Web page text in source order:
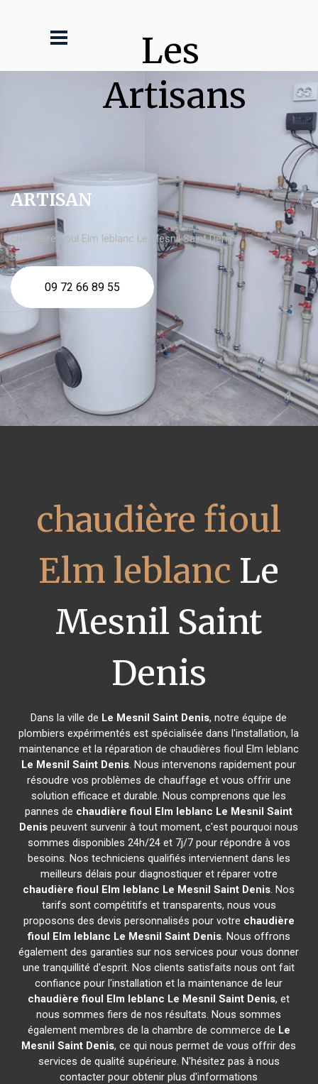
Les
Artisans
ARTISAN
chaudière fioul Elm leblanc Le Mesnil Saint Denis
09 72 66 89 55
chaudière fioul
Elm leblanc Le
Mesnil Saint
Denis
Dans la ville de Le Mesnil Saint Denis, notre équipe de
plombiers expérimentés est spécialisée dans l'installation, la
maintenance et la réparation de chaudières fioul Elm leblanc
Le Mesnil Saint Denis. Nous intervenons rapidement pour
résoudre vos problèmes de chauffage et vous offrir une
solution efficace et durable. Nous comprenons que les
pannes de chaudière fioul Elm leblanc Le Mesnil Saint
Denis peuvent survenir à tout moment, c'est pourquoi nous
sommes disponibles 24h/24 et 7j/7 pour répondre à vos
besoins. Nos techniciens qualifiés interviennent dans les
meilleurs délais pour diagnostiquer et réparer votre
chaudière fioul Elm leblanc Le Mesnil Saint Denis. Nos
tarifs sont compétitifs et transparents, nous vous
proposons des devis personnalisés pour votre chaudière
fioul Elm leblanc Le Mesnil Saint Denis. Nous offrons
également des garanties sur nos services pour vous donner
une tranquillité d'esprit. Nos clients satisfaits nous ont fait
confiance pour l'installation et la maintenance de leur
chaudière fioul Elm leblanc Le Mesnil Saint Denis, et
nous sommes fiers de nos résultats. Nous sommes
également membres de la chambre de commerce de Le
Mesnil Saint Denis, ce qui nous permet de vous offrir des
services de qualité supérieure. N'hésitez pas à nous
contacter pour obtenir plus d'informations